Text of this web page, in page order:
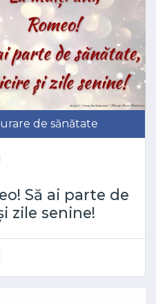
de sănătate
Să ai parte de
zile senine!